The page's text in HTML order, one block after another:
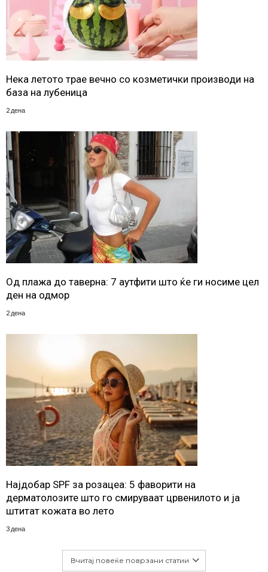
Нека летото трае вечно со козметички производи на
база на лубеница
2 дена
Од плажа до таверна: 7 аутфити што ќе ги носиме цел
ден на одмор
2 дена
Најдобар SPF за розацеа: 5 фаворити на
дерматолозите што го смируваат црвенилото и ја
штитат кожата во лето
3 дена
Вчитај повеќе поврзани статии